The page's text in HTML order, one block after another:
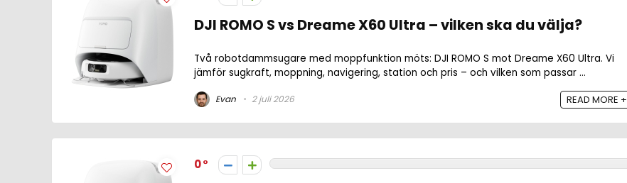
DJI ROMO S vs Dreame X60 Ultra – vilken ska du välja?
Två robotdammsugare med moppfunktion möts: DJI ROMO S mot Dreame X60 Ultra. Vi
jämför sugkraft, moppning, navigering, station och pris – och vilken som passar ...
Evan 2 juli 2026 READ MORE +
0